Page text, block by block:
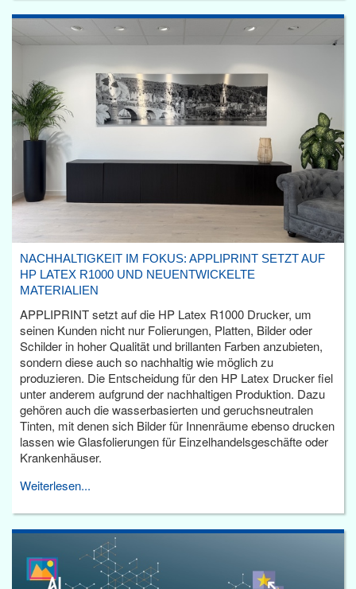
NACHHALTIGKEIT IM FOKUS: APPLIPRINT SETZT AUF
HP LATEX R1000 UND NEUENTWICKELTE
MATERIALIEN
APPLIPRINT setzt auf die HP Latex R1000 Drucker, um
seinen Kunden nicht nur Folierungen, Platten, Bilder oder
Schilder in hoher Qualität und brillanten Farben anzubieten,
sondern diese auch so nachhaltig wie möglich zu
produzieren. Die Entscheidung für den HP Latex Drucker fiel
unter anderem aufgrund der nachhaltigen Produktion. Dazu
gehören auch die wasserbasierten und geruchsneutralen
Tinten, mit denen sich Bilder für Innenräume ebenso drucken
lassen wie Glasfolierungen für Einzelhandelsgeschäfte oder
Krankenhäuser.
Weiterlesen...